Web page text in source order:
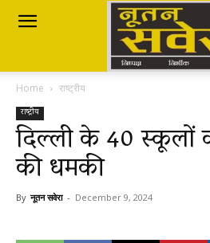
Nutan
Savera
नूतन
Home राष्ट्रीय
राष्ट्रीय
दिल्ली के 40 स्कूलों
की धमकी
By नूतन सवेरा - December 9, 2024